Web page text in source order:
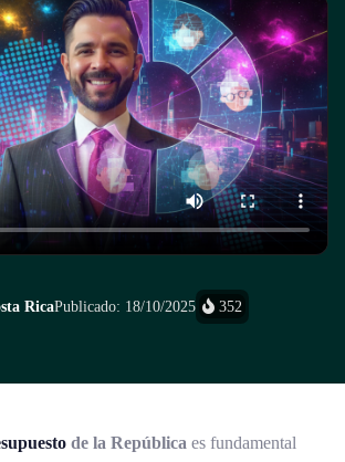
RicaPublicado: 18/10/2025 352
de la República es fundamental